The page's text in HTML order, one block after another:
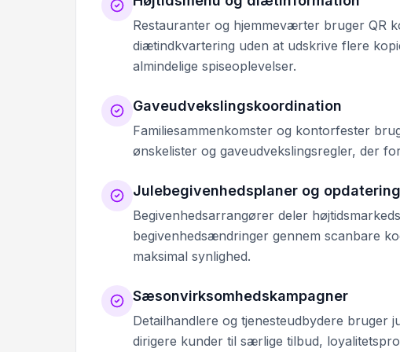
Restauranter og hjemmeværter bruger QR
diætindkvartering uden at udskrive flere
almindelige spiseoplevelser.
Gaveudvekslingskoordination
Familiesammenkomster og kontorfester
ønskelister og gaveudvekslingsregler, der
Julebegivenhedsplaner og
Begivenhedsarrangører deler
begivenhedsændringer gennem scanbare
maksimal synlighed.
Sæsonvirksomhedskampagner
Detailhandlere og tjenesteudbydere bruger
dirigere kunder til særlige tilbud,